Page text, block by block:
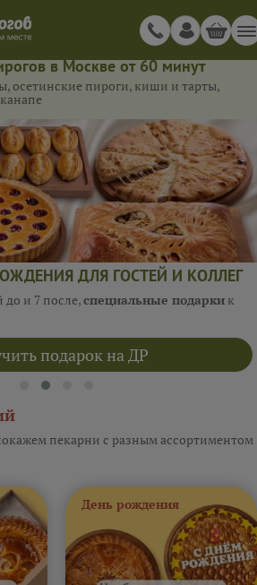
в Москве от 60 минут
осетинские пироги, киши и тарты,
ДЛЯ ГОСТЕЙ И КОЛЛЕГ
и 7 после,специальные подарки к
подарок на ДР
пекарни с разным ассортиментом
День рождения